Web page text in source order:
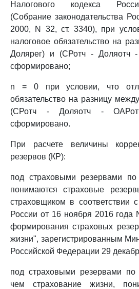
Налогового кодекса
(Собрание законодательства
2000, N 32, ст. 3340), при
налоговое обязательство на
Долярег) и (СРотч - Доляотч
сформировано;
n = 0 при условии, что
обязательство на разницу
(СРотч - Доляотч -
сформировано.
При расчете величины
резервов (КР):
под страховыми резервами
понимаются страховые
страховщиком в соответствии с
России от 16 ноября 2016
формирования страховых
жизни", зарегистрированным
Российской Федерации 29
под страховыми резервами по
чем страхование жизни,